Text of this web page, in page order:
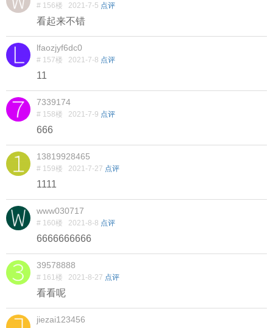
# 156楼 2021-7-5 点评
看起来不错
lfaozjyf6dc0
# 157楼 2021-7-8 点评
11
7339174
# 158楼 2021-7-9 点评
666
13819928465
# 159楼 2021-7-27 点评
1111
www030717
# 160楼 2021-8-8 点评
6666666666
39578888
# 161楼 2021-8-27 点评
看看呢
jiezai123456